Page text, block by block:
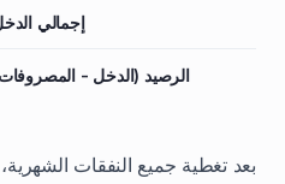
إجمالي الدخل
الرصيد (الدخل - المصروفات)